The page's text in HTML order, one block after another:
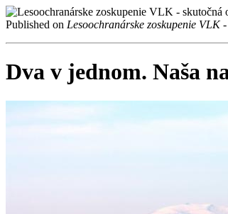
Published on Lesoochranárske zoskupenie VLK
Dva v jednom. Naša